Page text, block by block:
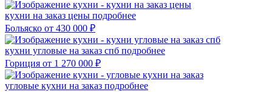
кухни на заказ цены подробнее
Больяско от 430 000 ₽
кухни угловые на заказ спб подробнее
Гориция от 1 270 000 ₽
угловые кухни на заказ подробнее